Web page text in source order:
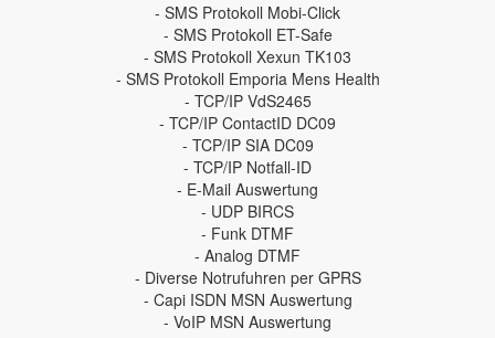
- SMS Protokoll Mobi-Click
- SMS Protokoll ET-Safe
- SMS Protokoll Xexun TK103
- SMS Protokoll Emporia Mens Health
- TCP/IP VdS2465
- TCP/IP ContactID DC09
- TCP/IP SIA DC09
- TCP/IP Notfall-ID
- E-Mail Auswertung
- UDP BIRCS
- Funk DTMF
- Analog DTMF
- Diverse Notrufuhren per GPRS
- Capi ISDN MSN Auswertung
- VoIP MSN Auswertung